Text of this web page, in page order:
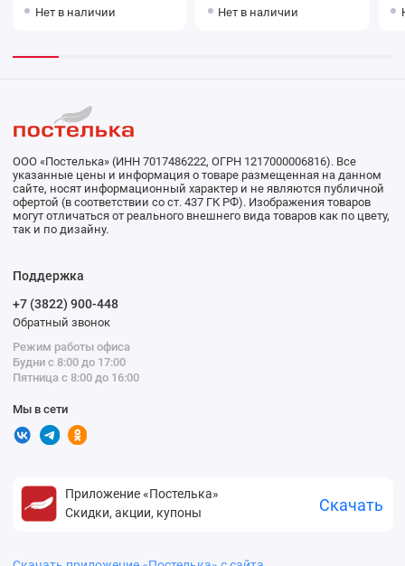
Нет в наличии
Нет в наличии
ООО «Постелька» (ИНН 7017486222, ОГРН 1217000006816). Все
указанные цены и информация о товаре размещенная на данном
сайте, носят информационный характер и не являются публичной
офертой (в соответствии со ст. 437 ГК РФ). Изображения товаров
могут отличаться от реального внешнего вида товаров как по цвету,
так и по дизайну.
Поддержка
+7 (3822) 900-448
Обратный звонок
Режим работы офиса
Будни с 8:00 до 17:00
Пятница с 8:00 до 16:00
Мы в сети
Приложение «Постелька»
Скидки, акции, купоны
Скачать